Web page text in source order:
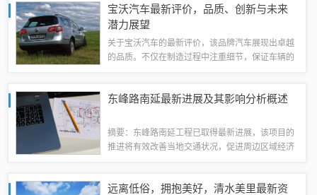
这些最新机型注重用户体验，提供更快、更智能...
宝沃汽车最新评价，品质、创新与未来
潜力展望
关于宝沃汽车的最新评价，该品牌汽车展现出卓越
的品质。不仅在制造过程中注重细节，保证车辆的
追求可持续发展，致力于为消费者提供更加环...
东峰路南延最新进展及其影响分析概述
摘要：东峰路南延工程已取得最新进展，该项目的
推进将有效改善当地交通状况，促进周边区域经济
响。该项目的进展也将在一定程度上推动相关...
远离低俗，拥抱美好，清水美里最新资